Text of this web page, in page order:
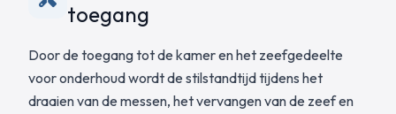
toegang
Door de toegang tot de kamer en het zeefgedeelte
voor onderhoud wordt de stilstandtijd tijdens het
draaien van de messen, het vervangen van de zeef en